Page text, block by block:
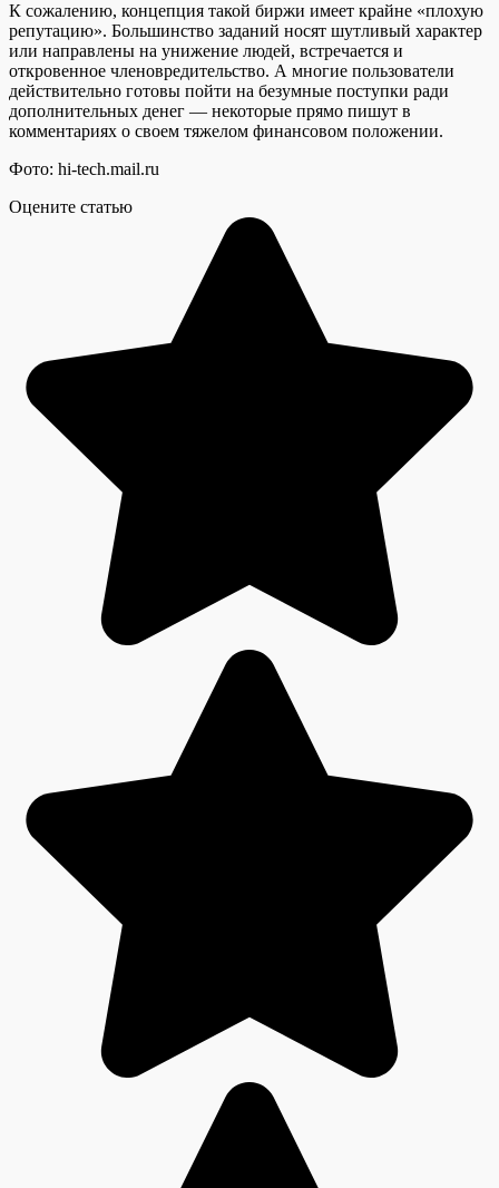
К сожалению, концепция такой биржи имеет крайне «плохую
репутацию». Большинство заданий носят шутливый характер
или направлены на унижение людей, встречается и
откровенное членовредительство. А многие пользователи
действительно готовы пойти на безумные поступки ради
дополнительных денег — некоторые прямо пишут в
комментариях о своем тяжелом финансовом положении.
Фото: hi-tech.mail.ru
Оцените статью